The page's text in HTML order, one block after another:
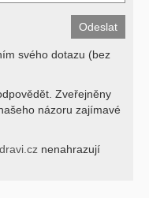
svého dotazu (bez
Zveřejněny
názoru zajímavé
nenahrazují